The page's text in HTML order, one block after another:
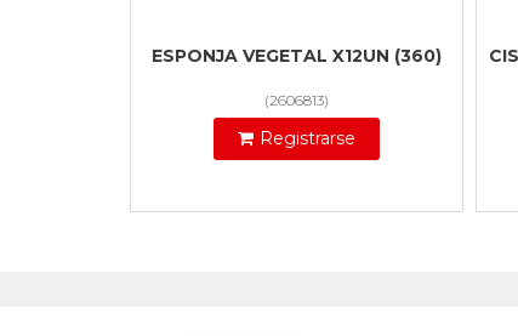
ESPONJA VEGETAL X12UN (360)
(2606813)
Registrarse